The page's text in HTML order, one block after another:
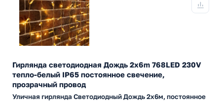
Гирлянда светодиодная Дождь 2x6m 768LED 230V
тепло-белый IP65 постоянное свечение,
прозрачный провод
Уличная гирлянда Светодиодный Дождь 2х6м, постоянное